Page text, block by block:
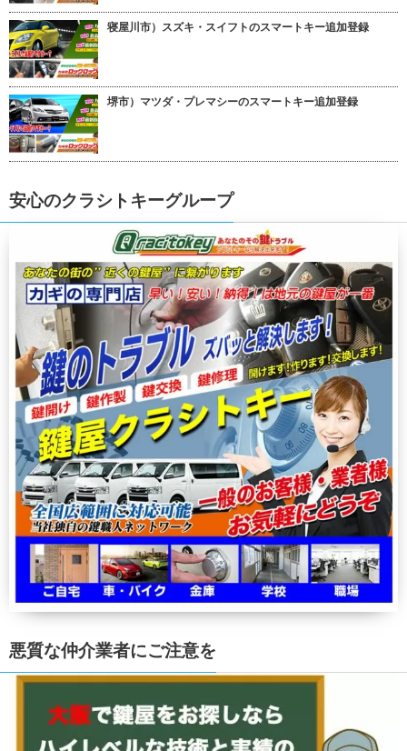
寝屋川市）スズキ・スイフトのスマートキー追加登録
堺市）マツダ・プレマシーのスマートキー追加登録
安心のクラシトキーグループ
悪質な仲介業者にご注意を